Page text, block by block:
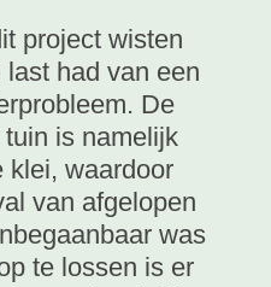
project wisten
had van een
De
is namelijk
klei, waardoor
van afgelopen
was
te lossen is er